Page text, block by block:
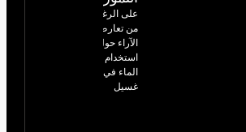
على الرغم
من تعارض
الآراء حول
استخدام
الماء في
غسيل